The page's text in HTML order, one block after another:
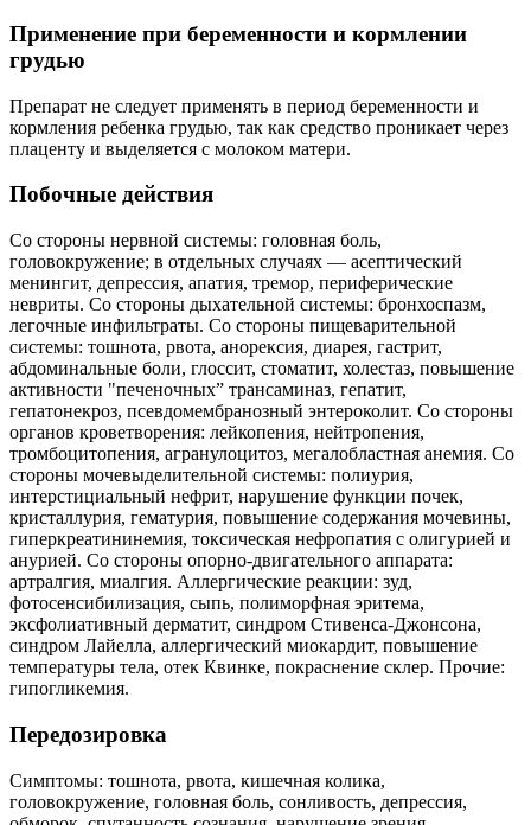
Применение при беременности и кормлении
грудью
Препарат не следует применять в период беременности и
кормления ребенка грудью, так как средство проникает через
плаценту и выделяется с молоком матери.
Побочные действия
Со стороны нервной системы: головная боль,
головокружение; в отдельных случаях — асептический
менингит, депрессия, апатия, тремор, периферические
невриты. Со стороны дыхательной системы: бронхоспазм,
легочные инфильтраты. Со стороны пищеварительной
системы: тошнота, рвота, анорексия, диарея, гастрит,
абдоминальные боли, глоссит, стоматит, холестаз, повышение
активности "печеночных” трансаминаз, гепатит,
гепатонекроз, псевдомембранозный энтероколит. Со стороны
органов кроветворения: лейкопения, нейтропения,
тромбоцитопения, агранулоцитоз, мегалобластная анемия. Со
стороны мочевыделительной системы: полиурия,
интерстициальный нефрит, нарушение функции почек,
кристаллурия, гематурия, повышение содержания мочевины,
гиперкреатининемия, токсическая нефропатия с олигурией и
анурией. Со стороны опорно-двигательного аппарата:
артралгия, миалгия. Аллергические реакции: зуд,
фотосенсибилизация, сыпь, полиморфная эритема,
эксфолиативный дерматит, синдром Стивенса-Джонсона,
синдром Лайелла, аллергический миокардит, повышение
температуры тела, отек Квинке, покраснение склер. Прочие:
гипогликемия.
Передозировка
Симптомы: тошнота, рвота, кишечная колика,
головокружение, головная боль, сонливость, депрессия,